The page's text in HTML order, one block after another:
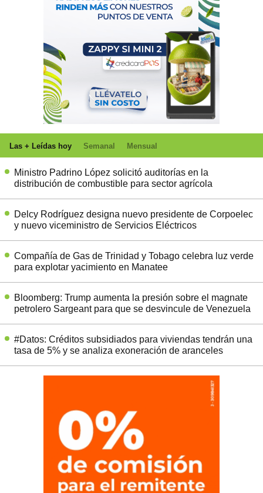
Las + Leídas hoy Semanal Mensual
Ministro Padrino López solicitó auditorías en la
distribución de combustible para sector agrícola
Delcy Rodríguez designa nuevo presidente de Corpoelec
y nuevo viceministro de Servicios Eléctricos
Compañía de Gas de Trinidad y Tobago celebra luz verde
para explotar yacimiento en Manatee
Bloomberg: Trump aumenta la presión sobre el magnate
petrolero Sargeant para que se desvincule de Venezuela
#Datos: Créditos subsidiados para viviendas tendrán una
tasa de 5% y se analiza exoneración de aranceles